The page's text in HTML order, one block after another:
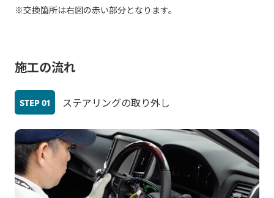
※交換箇所は右図の赤い部分となります。
施工の流れ
STEP01 ステアリングの取り外し